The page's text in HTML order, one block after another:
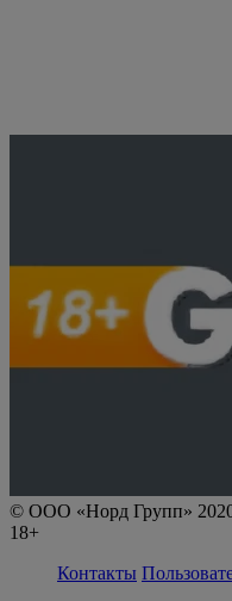
© ООО «Норд Групп» 2020-
18+
Контакты